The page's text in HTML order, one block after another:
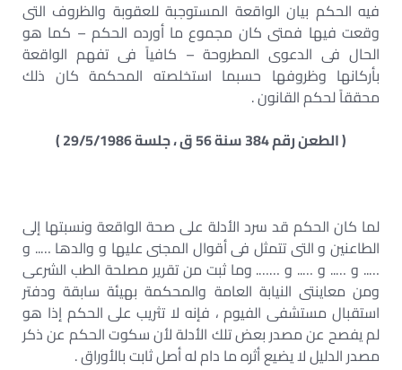
فيه الحكم بيان الواقعة المستوجبة للعقوبة والظروف التى
وقعت فيها فمتى كان مجموع ما أورده الحكم – كما هو
الحال فى الدعوى المطروحة – كافياً فى تفهم الواقعة
بأركانها وظروفها حسبما استخلصته المحكمة كان ذلك
محققاً لحكم القانون .
( الطعن رقم 384 سنة 56 ق ، جلسة 29/5/1986 )
لما كان الحكم قد سرد الأدلة على صحة الواقعة ونسبتها إلى
الطاعنين و التى تتمثل فى أقوال المجنى عليها و والدها ….. و
….. و ….. و ….. و ……. وما ثبت من تقرير مصلحة الطب الشرعى
ومن معاينتى النيابة العامة والمحكمة بهيئة سابقة ودفتر
استقبال مستشفى الفيوم ، فإنه لا تثريب على الحكم إذا هو
لم يفصح عن مصدر بعض تلك الأدلة لأن سكوت الحكم عن ذكر
مصدر الدليل لا يضيع أثره ما دام له أصل ثابت بالأوراق .